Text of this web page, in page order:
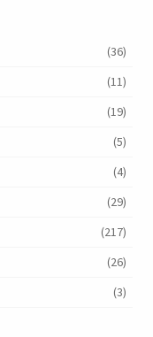
(36)
(11)
(19)
(5)
(4)
(29)
(217)
(26)
(3)